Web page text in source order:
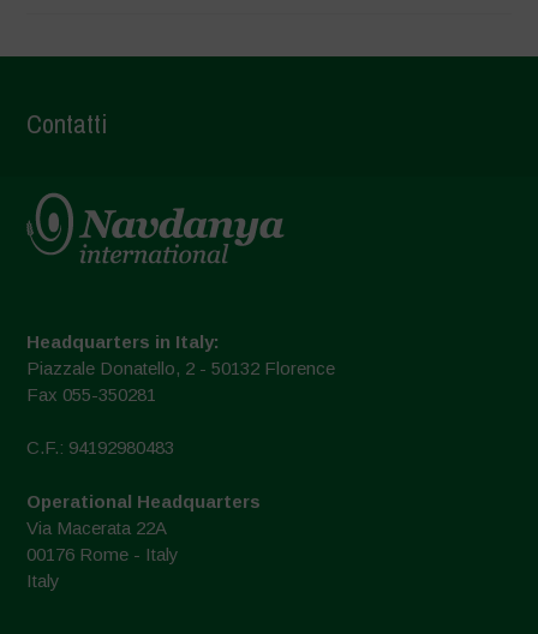
Contatti
Headquarters in Italy:
Piazzale Donatello, 2 - 50132 Florence
Fax 055-350281
C.F.: 94192980483
Operational Headquarters
Via Macerata 22A
00176 Rome - Italy
Italy